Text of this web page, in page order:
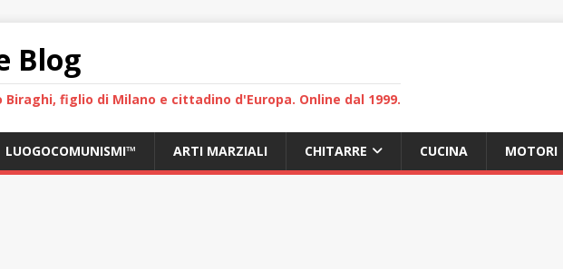
Blog
figlio di Milano e cittadino d'Europa. Online dal 1999.
LUOGOCOMUNISMI™ ARTI MARZIALI CHITARRE CUCINA MOTORI